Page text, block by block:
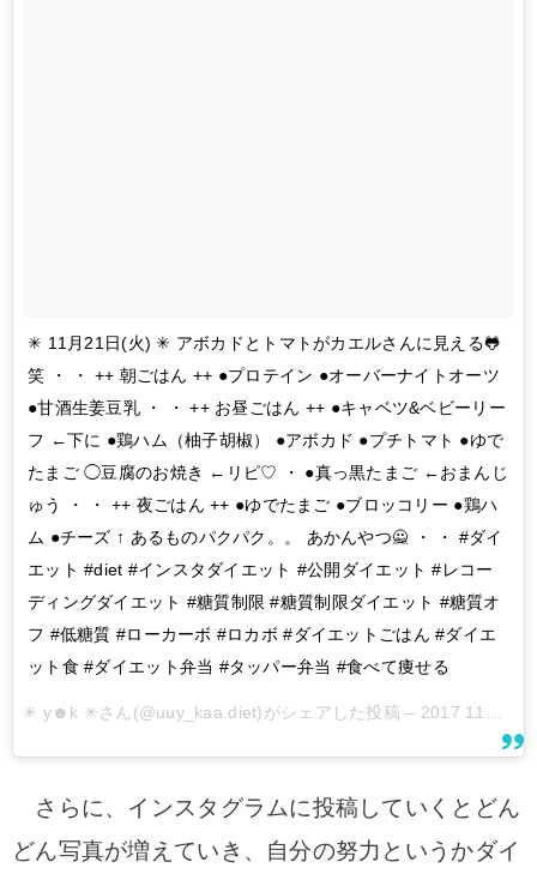
✳︎ 11月21日(火) ✳︎ アボカドとトマトがカエルさんに見える🐸
笑 ・ ・ ++ 朝ごはん ++ ●プロテイン ●オーバーナイトオーツ
●甘酒生姜豆乳 ・ ・ ++ お昼ごはん ++ ●キャベツ&ベビーリー
フ ←下に ●鶏ハム（柚子胡椒） ●アボカド ●プチトマト ●ゆで
たまご ◯豆腐のお焼き ←リピ♡ ・ ●真っ黒たまご ←おまんじ
ゅう ・ ・ ++ 夜ごはん ++ ●ゆでたまご ●ブロッコリー ●鶏ハ
ム ●チーズ ↑ あるものパクパク。。 あかんやつ🙅 ・ ・ #ダイ
エット #diet #インスタダイエット #公開ダイエット #レコー
ディングダイエット #糖質制限 #糖質制限ダイエット #糖質オ
フ #低糖質 #ローカーボ #ロカボ #ダイエットごはん #ダイエ
ット食 #ダイエット弁当 #タッパー弁当 #食べて痩せる
✳︎ y☻k ✳︎さん(@uuy_kaa.diet)がシェアした投稿 – 2017 11月 21 7:07午前 PST
さらに、インスタグラムに投稿していくとどん
どん写真が増えていき、自分の努力というかダイ